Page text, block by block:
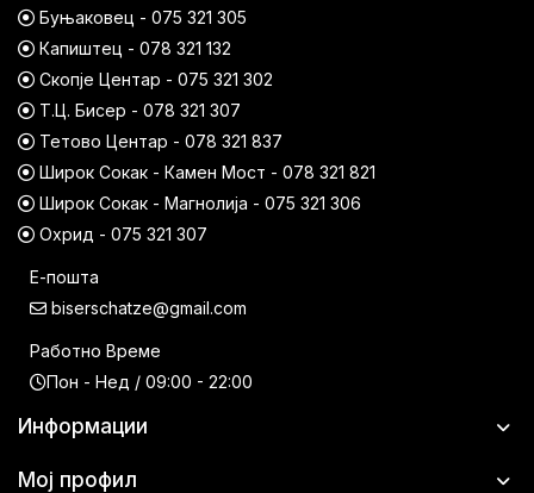
Буњаковец - 075 321 305
Капиштец - 078 321 132
Скопје Центар - 075 321 302
Т.Ц. Бисер - 078 321 307
Тетово Центар - 078 321 837
Широк Сокак - Камен Мост - 078 321 821
Широк Сокак - Магнолија - 075 321 306
Охрид - 075 321 307
Е-пошта
biserschatze@gmail.com
Работно Време
Пон - Нед / 09:00 - 22:00
Информации
Мој профил